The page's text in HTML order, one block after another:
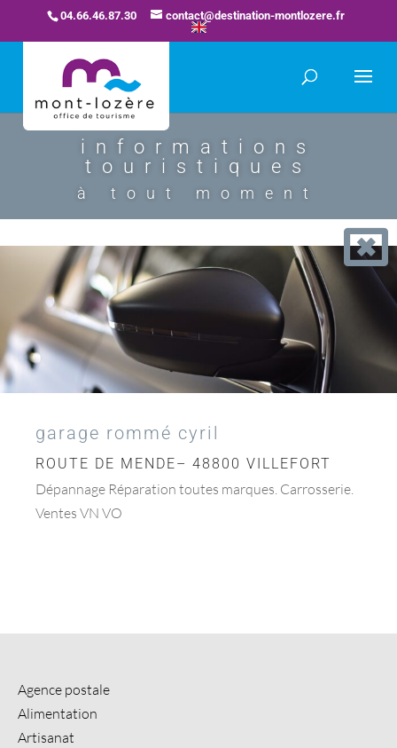
04.66.46.87.30 contact@destination-montlozere.fr
informations
touristiques
à tout moment
garage rommé cyril
ROUTE DE MENDE– 48800 VILLEFORT
Dépannage Réparation toutes marques. Carrosserie.
Ventes VN VO
Agence postale
Alimentation
Artisanat